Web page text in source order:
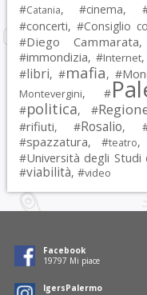
#Catania, #cinema,
#concerti, #Consiglio
#Diego Cammarata
#immondizia, #Internet
#libri, #mafia, #
Montevergini, #
#politica, #
#rifiuti, #Rosalio,
#spazzatura, #teatro,
#Università degli Studi
#viabilità, #video
Facebook
19797 Mi piace
IgersPalermo